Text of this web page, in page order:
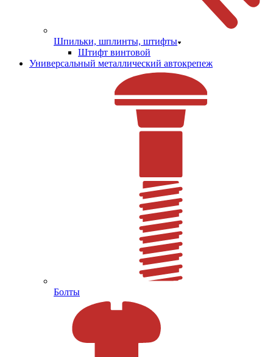
Шпильки, шплинты, штифты
Штифт винтовой
Универсальный металлический автокрепеж
Болты